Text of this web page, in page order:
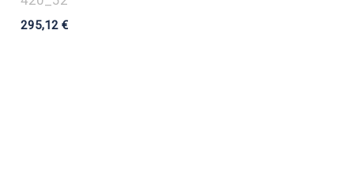
295,12€